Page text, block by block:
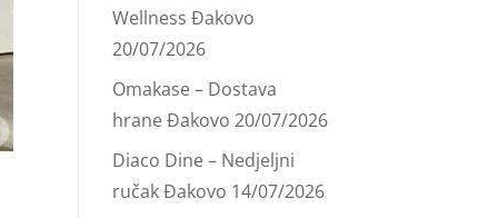
Wellness Đakovo
20/07/2026
Omakase – Dostava
hrane Đakovo 20/07/2026
Diaco Dine – Nedjeljni
ručak Đakovo 14/07/2026